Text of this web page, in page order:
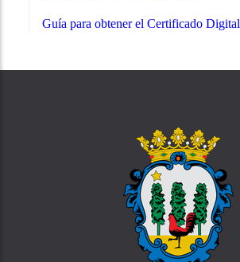
Guía para obtener el Certificado Digital